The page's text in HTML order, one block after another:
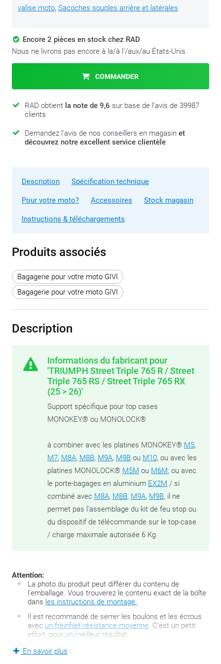
valise moto, Sacoches souples arrière et latérales
Encore 2 pièces en stock chez RAD
Nous ne livrons pas encore à la/à l'/aux/au États-Unis.
COMMANDER
RAD obtient la note de 9,6 sur base de l'avis de 39987
clients
Demandez l'avis de nos conseillers en magasin et
découvrez notre excellent service clientèle
Description Spécification technique
Pour votre moto? Accessoires Stock magasin
Instructions & téléchargements
Produits associés
Bagagerie pour votre moto GIVI
Bagagerie pour votre moto GIVI
Description
Informations du fabricant pour
'TRIUMPH Street Triple 765 R / Street
Triple 765 RS / Street Triple 765 RX
(25 > 26)'
Support spécifique pour top cases
MONOKEY® ou MONOLOCK®
à combiner avec les platines MONOKEY® M5,
M7, M8A, M8B, M9A, M9B ou M10, ou avec les
platines MONOLOCK® M5M ou M6M, ou avec
le porte-bagages en aluminium EX2M / si
combiné avec M8A, M8B, M9A, M9B, il ne
permet pas l'assemblage du kit de feu stop ou
du dispositif de télécommande sur le top-case
/ charge maximale autorisée 6 Kg
Attention:
La photo du produit peut différer du contenu de
l'emballage. Vous trouverez le contenu exact de la boîte
dans les instructions de montage.
Il est recommandé de serrer les boulons et les écrous
avec un freinfilet résistance moyenne. C'est un petit
effort, pour un meilleur résultat.
En savoir plus